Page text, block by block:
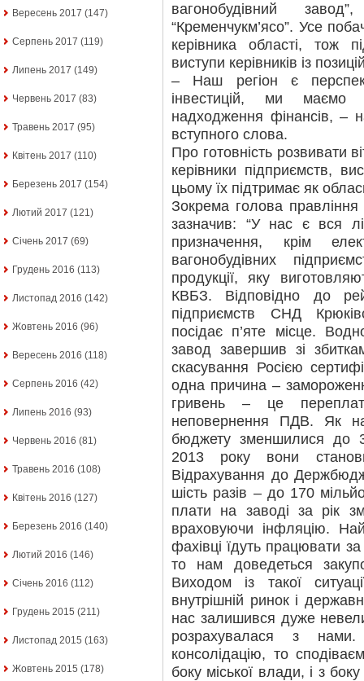
Вересень 2017 (147)
Серпень 2017 (119)
Липень 2017 (149)
Червень 2017 (83)
Травень 2017 (95)
Квітень 2017 (110)
Березень 2017 (154)
Лютий 2017 (121)
Січень 2017 (69)
Грудень 2016 (113)
Листопад 2016 (142)
Жовтень 2016 (96)
Вересень 2016 (118)
Серпень 2016 (42)
Липень 2016 (93)
Червень 2016 (81)
Травень 2016 (108)
Квітень 2016 (127)
Березень 2016 (140)
Лютий 2016 (146)
Січень 2016 (112)
Грудень 2015 (211)
Листопад 2015 (163)
Жовтень 2015 (178)
вагонобудівний
“Кременчукм’ясо”. Усе
керівника області, тож
виступи керівників із
– Наш регіон є
інвестицій, ми маємо
надходження фінансів, –
вступного слова.
Про готовність розвивати
керівники підприємств,
цьому їх підтримає як
Зокрема голова
зазначив: “У нас є вся
призначення, крім
вагонобудівних
продукції, яку
КВБЗ. Відповідно до
підприємств СНД
посідає п’яте місце.
завод завершив зі
скасування Росією
одна причина –
гривень – це
неповернення ПДВ. Як
бюджету зменшилися до
2013 року вони
Відрахування до
шість разів – до 170
плати на заводі за рік
враховуючи інфляцію.
фахівці їдуть працювати
то нам доведеться
Виходом із такої
внутрішній ринок і
нас залишився дуже
розрахувалася з
консолідацію, то
боку міської влади, і з